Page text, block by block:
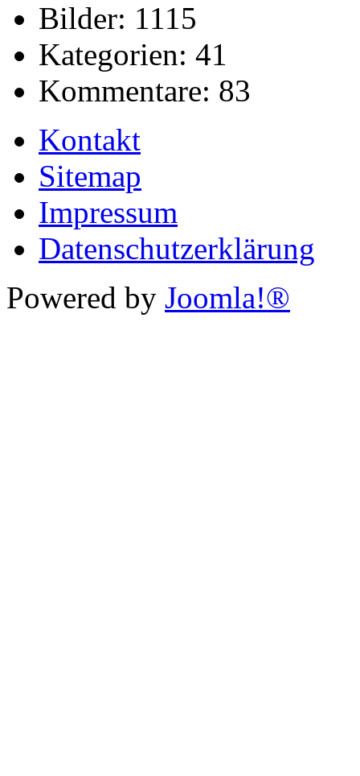
Bilder: 1115
Kategorien: 41
Kommentare: 83
Kontakt
Sitemap
Impressum
Datenschutzerklärung
Powered by Joomla!®